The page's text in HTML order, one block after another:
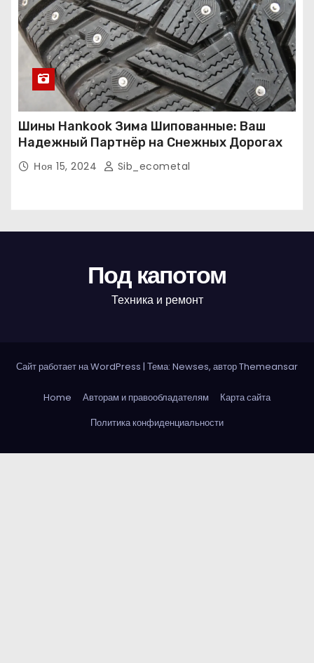
Шины Hankook Зима Шипованные: Ваш
Надежный Партнёр на Снежных Дорогах
Ноя 15, 2024 Sib_ecometal
Под капотом
Техника и ремонт
Сайт работает на WordPress | Тема: Newses, авторThemeansar
Home Авторам и правообладателям
Карта сайта
Политика конфиденциальности